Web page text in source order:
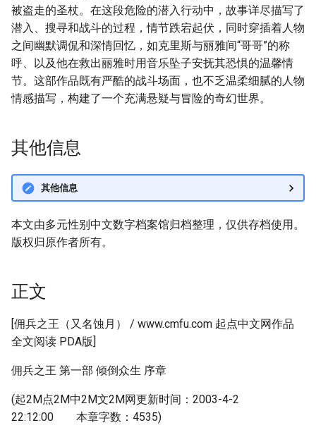
被盗走的圣杖。在这段危险的潜入行动中，故事详尽描写了
潜入、搜寻和战斗的过程，情节跌宕起伏，同时穿插着人物
之间幽默调侃和深情回忆，如克里斯与丽雅间“哥哥”的称
呼、以及他在救出丽雅时用音乐坠子安抚其恐惧的温馨情
节。这部作品既有严酷的战斗场面，也不乏温柔细腻的人物
情感描写，构建了一个充满悬疑与冒险的奇幻世界。
其他信息
其他信息
本文由多元性别中文数字档案馆归档整理，仅供存档使用。
版权归原作者所有。
正文
[佣兵之王（又名蚀月） / www.cmfu.com 起点中文网作品
全文阅读 PDA版]
佣兵之王 第一部 倾倒众生 序章
(起2M点2M中2M文2M网更新时间：2003-4-2
22:12:00 本章字数：4535)